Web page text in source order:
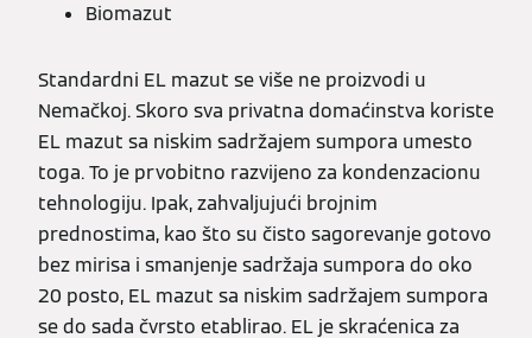
Biomazut
Standardni EL mazut se više ne proizvodi u
Nemačkoj. Skoro sva privatna domaćinstva koriste
EL mazut sa niskim sadržajem sumpora umesto
toga. To je prvobitno razvijeno za kondenzacionu
tehnologiju. Ipak, zahvaljujući brojnim
prednostima, kao što su čisto sagorevanje gotovo
bez mirisa i smanjenje sadržaja sumpora do oko
20 posto, EL mazut sa niskim sadržajem sumpora
se do sada čvrsto etablirao. EL je skraćenica za